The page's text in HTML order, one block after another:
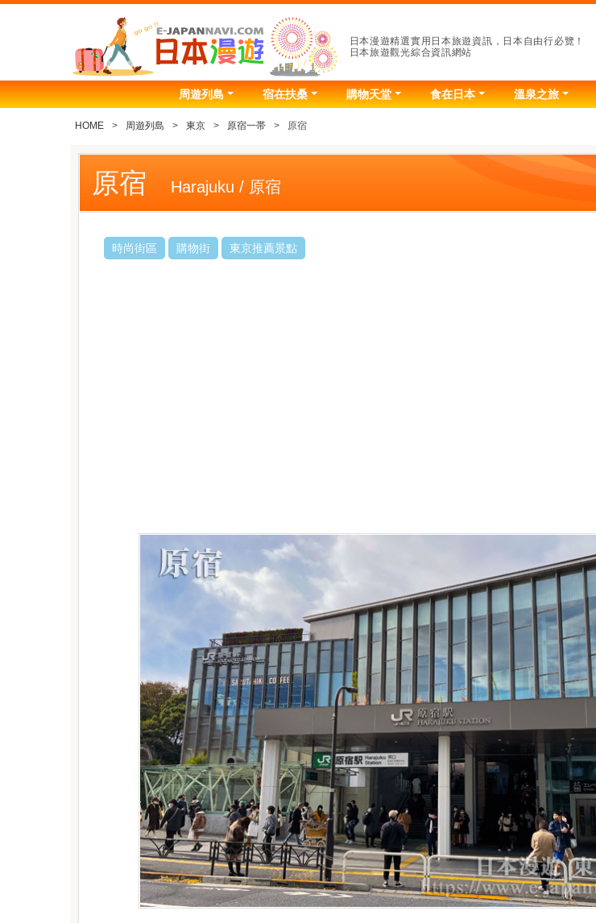
日本漫遊精選實用日本旅遊資訊，日本自由行必覽！
日本旅遊觀光綜合資訊網站
周遊列島 宿在扶桑 購物天堂 食在日本 溫泉之旅
HOME 周遊列島 東京 原宿一帯 原宿
原宿 Harajuku / 原宿
時尚街區 購物街 東京推薦景點